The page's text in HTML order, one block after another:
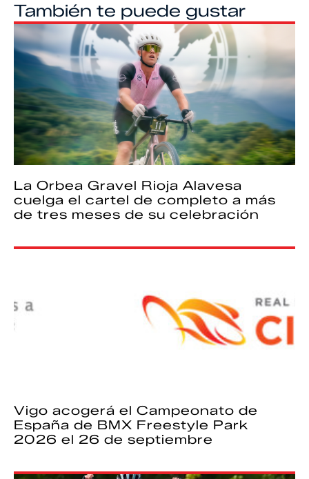
También te puede gustar
La Orbea Gravel Rioja Alavesa
cuelga el cartel de completo a más
de tres meses de su celebración
Vigo acogerá el Campeonato de
España de BMX Freestyle Park
2026 el 26 de septiembre